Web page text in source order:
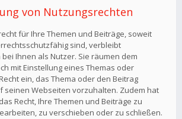
von Nutzungsrechten
für Ihre Themen und Beiträge, soweit
sind, verbleibt
Ihnen als Nutzer. Sie räumen dem
mit Einstellung eines Themas oder
ein, das Thema oder den Beitrag
seinen Webseiten vorzuhalten. Zudem hat
Recht, Ihre Themen und Beiträge zu
zu verschieben oder zu schließen.